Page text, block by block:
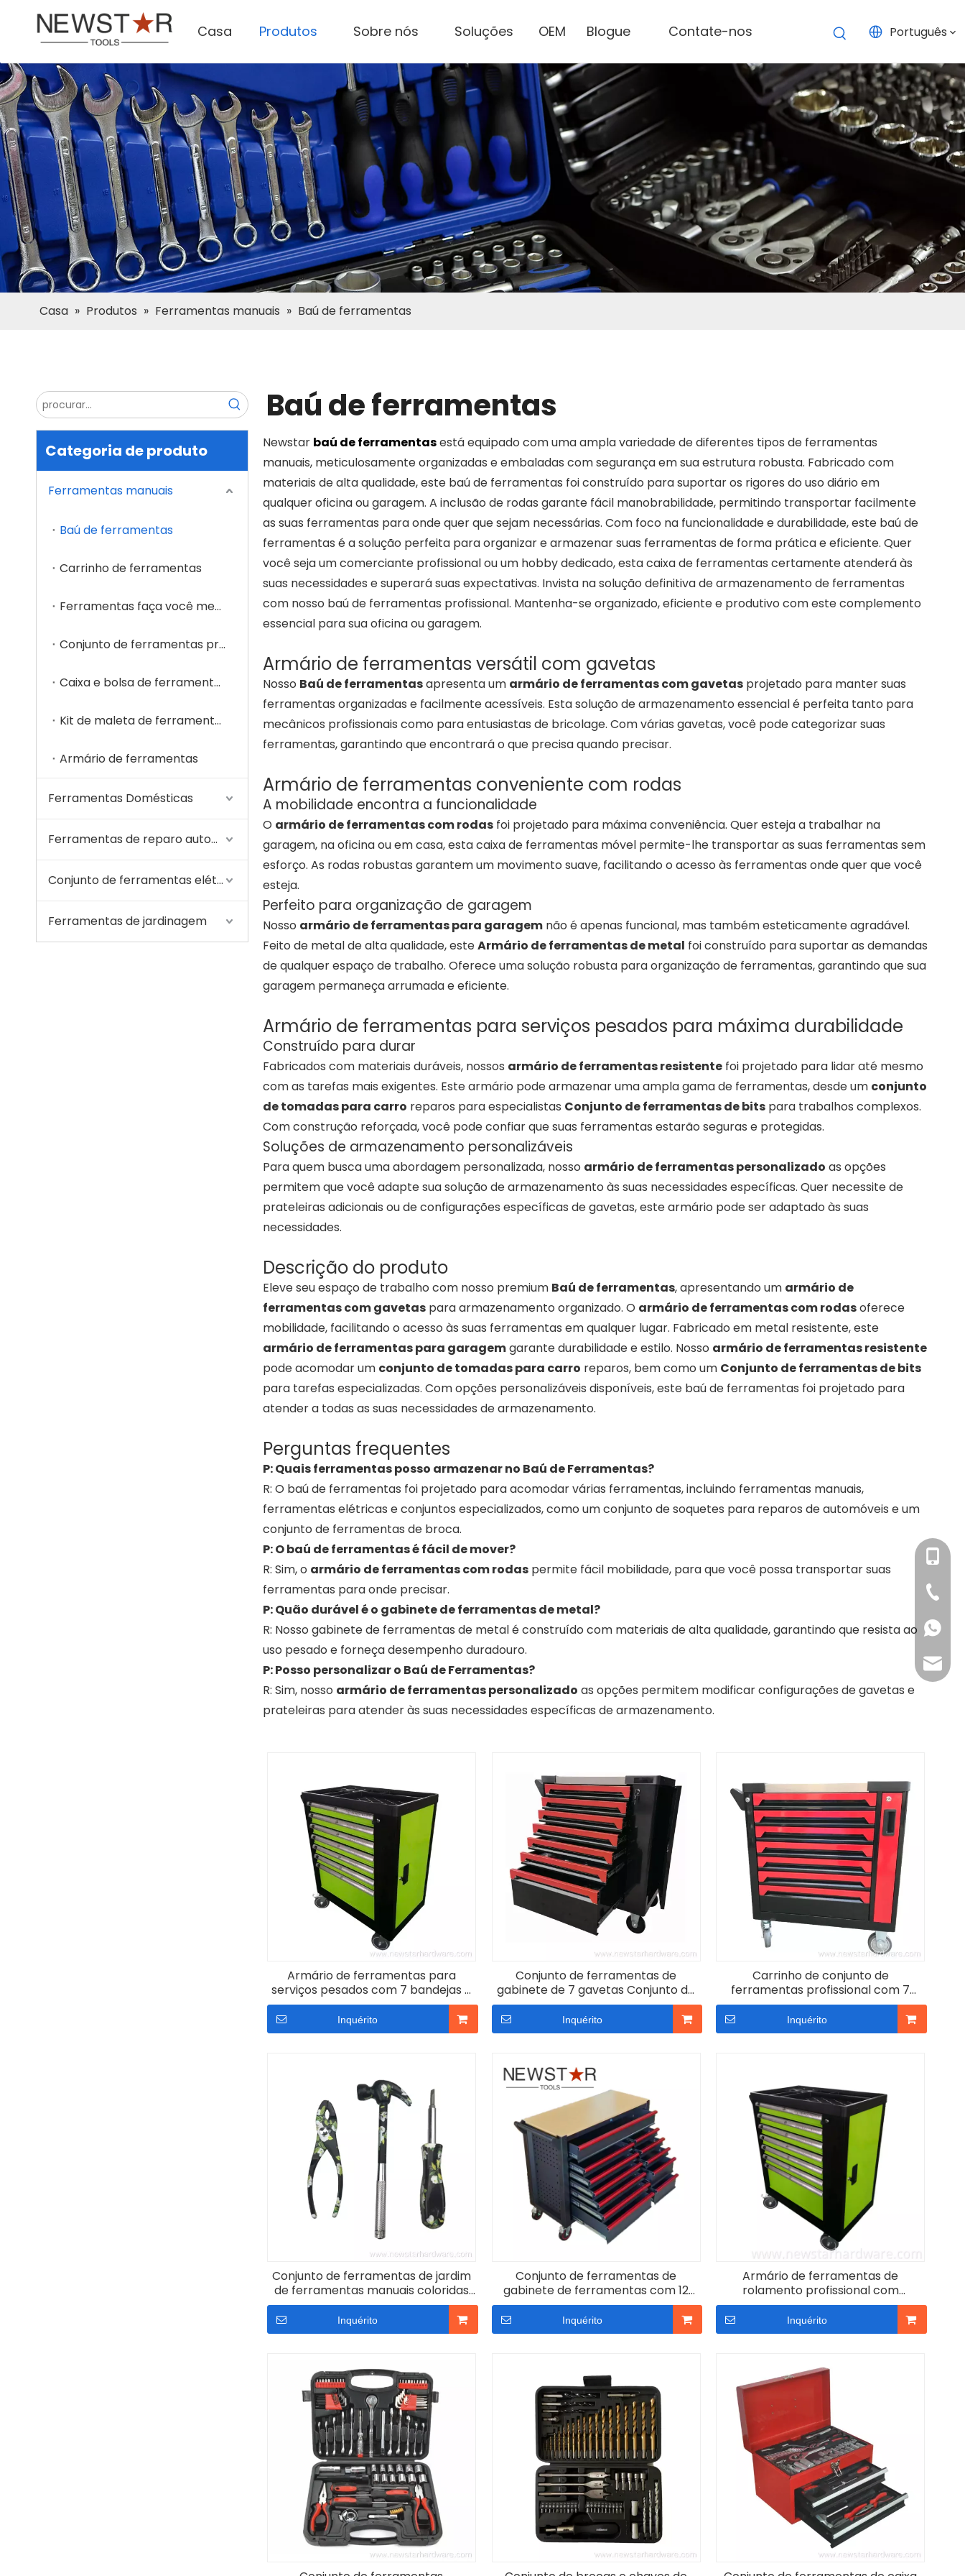
Casa Produtos Sobre nós Soluções OEM Blogue Contate-nos Português
Casa » Produtos » Ferramentas manuais » Baú de ferramentas
Categoria de produto
Ferramentas manuais
Baú de ferramentas
Carrinho de ferramentas
Ferramentas faça você mesmo
Conjunto de ferramentas profissionais
Caixa e bolsa de ferramentas
Kit de maleta de ferramentas
Armário de ferramentas
Ferramentas Domésticas
Ferramentas de reparo automático
Conjunto de ferramentas elétricas
Ferramentas de jardinagem
Baú de ferramentas
Newstar baú de ferramentasestá equipado com uma ampla variedade de diferentes tipos de ferramentas
manuais, meticulosamente organizadas e embaladas com segurança em sua estrutura robusta. Fabricado com
materiais de alta qualidade, este baú de ferramentas foi construído para suportar os rigores do uso diário em
qualquer oficina ou garagem. A inclusão de rodas garante fácil manobrabilidade, permitindo transportar facilmente
as suas ferramentas para onde quer que sejam necessárias. Com foco na funcionalidade e durabilidade, este baú de
ferramentas é a solução perfeita para organizar e armazenar suas ferramentas de forma prática e eficiente. Quer
você seja um comerciante profissional ou um hobby dedicado, esta caixa de ferramentas certamente atenderá às
suas necessidades e superará suas expectativas. Invista na solução definitiva de armazenamento de ferramentas
com nosso baú de ferramentas profissional. Mantenha-se organizado, eficiente e produtivo com este complemento
essencial para sua oficina ou garagem.
Armário de ferramentas versátil com gavetas
Nosso Baú de ferramentasapresenta um armário de ferramentas com gavetas projetado para manter suas
ferramentas organizadas e facilmente acessíveis. Esta solução de armazenamento essencial é perfeita tanto para
mecânicos profissionais como para entusiastas de bricolage. Com várias gavetas, você pode categorizar suas
ferramentas, garantindo que encontrará o que precisa quando precisar.
Armário de ferramentas conveniente com rodas
A mobilidade encontra a funcionalidade
O armário de ferramentas com rodas foi projetado para máxima conveniência. Quer esteja a trabalhar na
garagem, na oficina ou em casa, esta caixa de ferramentas móvel permite-lhe transportar as suas ferramentas sem
esforço. As rodas robustas garantem um movimento suave, facilitando o acesso às ferramentas onde quer que você
esteja.
Perfeito para organização de garagem
Nosso armário de ferramentas para garagem não é apenas funcional, mas também esteticamente agradável.
Feito de metal de alta qualidade, esteArmário de ferramentas de metal foi construído para suportar as demandas
de qualquer espaço de trabalho. Oferece uma solução robusta para organização de ferramentas, garantindo que sua
garagem permaneça arrumada e eficiente.
Armário de ferramentas para serviços pesados ​​para máxima durabilidade
Construído para durar
Fabricados com materiais duráveis, nossos armário de ferramentas resistente foi projetado para lidar até mesmo
com as tarefas mais exigentes. Este armário pode armazenar uma ampla gama de ferramentas, desde um conjunto
de tomadas para carro reparos para especialistas Conjunto de ferramentas de bits para trabalhos complexos.
Com construção reforçada, você pode confiar que suas ferramentas estarão seguras e protegidas.
Soluções de armazenamento personalizáveis
Para quem busca uma abordagem personalizada, nosso armário de ferramentas personalizado as opções
permitem que você adapte sua solução de armazenamento às suas necessidades específicas. Quer necessite de
prateleiras adicionais ou de configurações específicas de gavetas, este armário pode ser adaptado às suas
necessidades.
Descrição do produto
Eleve seu espaço de trabalho com nosso premium Baú de ferramentas, apresentando um armário de
ferramentas com gavetas para armazenamento organizado. O armário de ferramentas com rodasoferece
mobilidade, facilitando o acesso às suas ferramentas em qualquer lugar. Fabricado em metal resistente, este
armário de ferramentas para garagemgarante durabilidade e estilo. Nosso armário de ferramentas resistente
pode acomodar um conjunto de tomadas para carro reparos, bem como um Conjunto de ferramentas de bits
para tarefas especializadas. Com opções personalizáveis ​​disponíveis, este baú de ferramentas foi projetado para
atender a todas as suas necessidades de armazenamento.
Perguntas frequentes
P: Quais ferramentas posso armazenar no Baú de Ferramentas?
R: O baú de ferramentas foi projetado para acomodar várias ferramentas, incluindo ferramentas manuais,
ferramentas elétricas e conjuntos especializados, como um conjunto de soquetes para reparos de automóveis e um
conjunto de ferramentas de broca.
P: O baú de ferramentas é fácil de mover?
R: Sim, o armário de ferramentas com rodas permite fácil mobilidade, para que você possa transportar suas
ferramentas para onde precisar.
P: Quão durável é o gabinete de ferramentas de metal?
R: Nosso gabinete de ferramentas de metal é construído com materiais de alta qualidade, garantindo que resista ao
uso pesado e forneça desempenho duradouro.
P: Posso personalizar o Baú de Ferramentas?
R: Sim, nosso armário de ferramentas personalizado as opções permitem modificar configurações de gavetas e
prateleiras para atender às suas necessidades específicas de armazenamento.
Armário de ferramentas para
serviços pesados ​​com 7 bandejas e
ferramentas manuais
Inquérito
Conjunto de ferramentas de
gabinete de 7 gavetas Conjunto de
ferramentas modulares para
carrinho de ferramentas móveis
Inquérito
Carrinho de conjunto de
ferramentas profissional com 7
gavetas de nível industrial
Inquérito
Conjunto de ferramentas de jardim
de ferramentas manuais coloridas
OEM
Inquérito
Conjunto de ferramentas de
gabinete de ferramentas com 12
gavetas OEM personalizado
Inquérito
Armário de ferramentas de
rolamento profissional com
conjunto completo de ferramentas
Inquérito
+86-
+86-